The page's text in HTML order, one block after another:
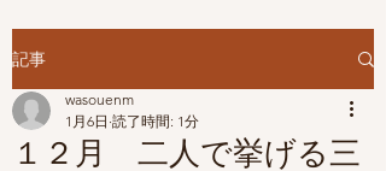
記事
１２月 二人で挙げる三
wasouenm
1月6日 読了時間: 1分